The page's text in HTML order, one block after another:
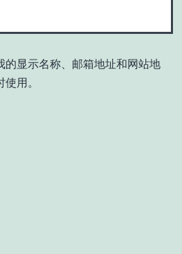
的显示名称、邮箱地址和网站地
用。